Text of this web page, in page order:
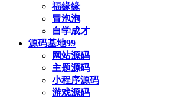
福缘缘
冒泡泡
自学成才
源码基地99
网站源码
主题源码
小程序源码
游戏源码